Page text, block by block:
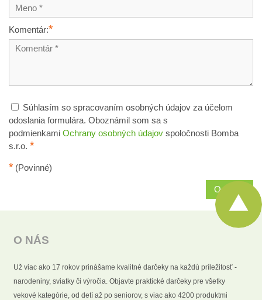
Komentár:*
Súhlasím so spracovaním osobných údajov za účelom
odoslania formulára. Oboznámil som sa s
podmienkami Ochrany osobných údajov spoločnosti Bomba
s.r.o. *
* (Povinné)
Odoslať
O NÁS
Už viac ako 17 rokov prinášame kvalitné darčeky na každú príležitosť -
narodeniny, sviatky či výročia. Objavte praktické darčeky pre všetky
vekové kategórie, od detí až po seniorov, s viac ako 4200 produktmi